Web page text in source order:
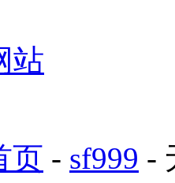
站
页 - sf999 -